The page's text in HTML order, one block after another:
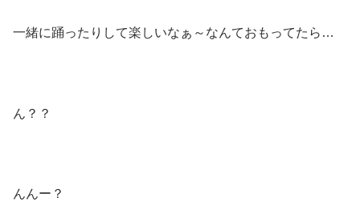
一緒に踊ったりして楽しいなぁ～なんておもってたら…
ん？？
んんー？